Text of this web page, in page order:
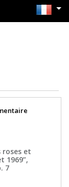
roses et
1969”,
7